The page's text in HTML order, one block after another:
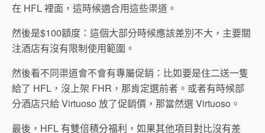
在 HFL 裡面，這時候適合用這些渠道。
然後是$100額度：這個大部分時候應該差別不大，主要關
注酒店有沒有限制使用範圍。
然後看不同渠道會不會有專屬促銷：比如要是住二送一隻
給了 HFL，沒上架 FHR，那肯定選前者。或者有時候部
分酒店只給 Virtuoso 放了促銷價，那當然選 Virtuoso。
最後，HFL 有雙倍積分福利，如果其他項目對比沒有差